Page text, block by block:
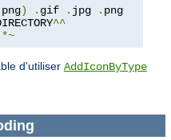
png) . gif . jpg .
^^
*~
d'utiliser AddIconByType